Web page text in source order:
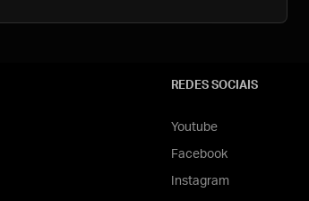
REDES SOCIAIS
Youtube
Facebook
Instagram